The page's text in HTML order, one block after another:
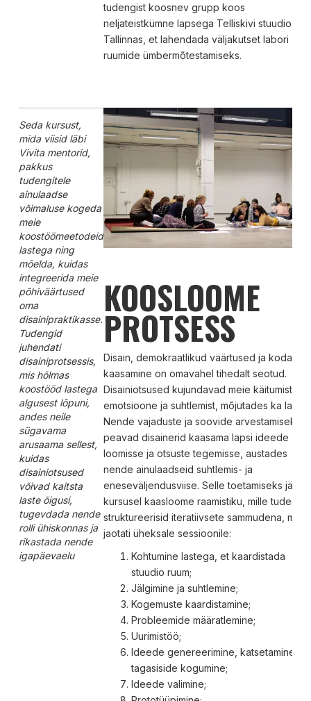
tudengist koosnev grupp koos
neljateistkümne lapsega Telliskivi stuudios
Tallinnas, et lahendada väljakutset labori
ruumide ümbermõtestamiseks.
Seda kursust,
mida viisid läbi
Vivita mentorid,
pakkus
tudengitele
ainulaadse
võimaluse kogeda
meie
koostöömeetodeid
lastega ning
mõelda, kuidas
integreerida meie
põhiväärtused
oma
disainipraktikasse.
Tudengid
juhendati
disainiprotsessis,
mis hõlmas
koostööd lastega
algusest lõpuni,
andes neile
sügavama
arusaama sellest,
kuidas
disainiotsused
võivad kaitsta
laste õigusi,
tugevdada nende
rolli ühiskonnas ja
rikastada nende
igapäevaelu
KOOSLOOME
PROTSESS
Disain, demokraatlikud väärtused ja kodanike
kaasamine on omavahel tihedalt seotud.
Disainiotsused kujundavad meie käitumist,
emotsioone ja suhtlemist, mõjutades ka lapsi.
Nende vajaduste ja soovide arvestamiseks
peavad disainerid kaasama lapsi ideede
loomisse ja otsuste tegemisse, austades
nende ainulaadseid suhtlemis- ja
eneseväljendusviise. Selle toetamiseks järgiti
kursusel kaasloome raamistiku, mille tudengid
struktureerisid iteratiivsete sammudena, mis
jaotati üheksale sessioonile:
Kohtumine lastega, et kaardistada
stuudio ruum;
Jälgimine ja suhtlemine;
Kogemuste kaardistamine;
Probleemide määratlemine;
Uurimistöö;
Ideede genereerimine, katsetamine ja
tagasiside kogumine;
Ideede valimine;